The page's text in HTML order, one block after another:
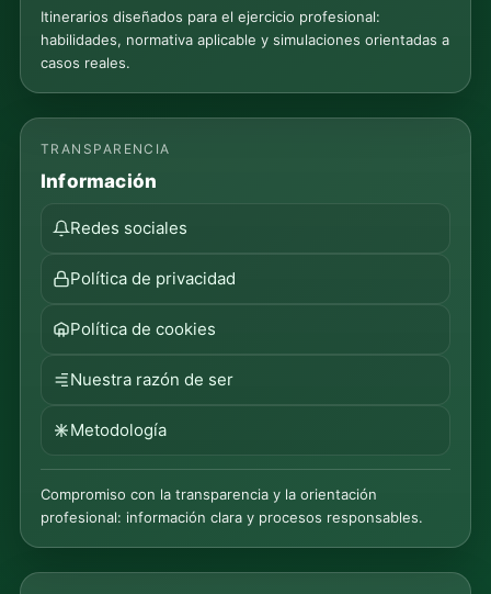
Itinerarios diseñados para el ejercicio profesional:
habilidades, normativa aplicable y simulaciones orientadas a
casos reales.
TRANSPARENCIA
Información
Redes sociales
Política de privacidad
Política de cookies
Nuestra razón de ser
Metodología
Compromiso con la transparencia y la orientación
profesional: información clara y procesos responsables.